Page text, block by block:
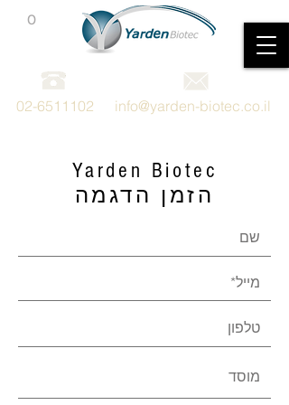
02-6511102 info@yarden-biotec.co.il
0
Yarden Biotec
הזמן הדגמה